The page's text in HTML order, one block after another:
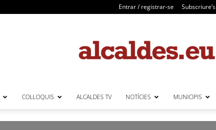
Entrar / registrar-se Subscriure’s
COL·LOQUIS ALCALDES TV NOTÍCIES MUNICIPIS